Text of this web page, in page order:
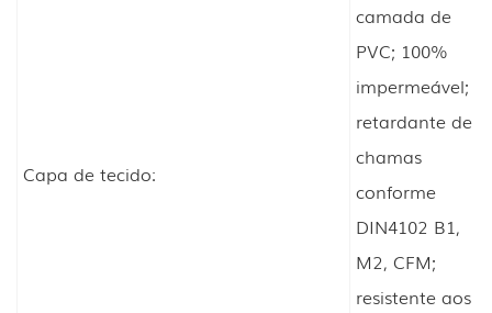
Capa de tecido:
camada de
PVC; 100%
impermeável;
retardante de
chamas
conforme
DIN4102 B1,
M2, CFM;
resistente aos